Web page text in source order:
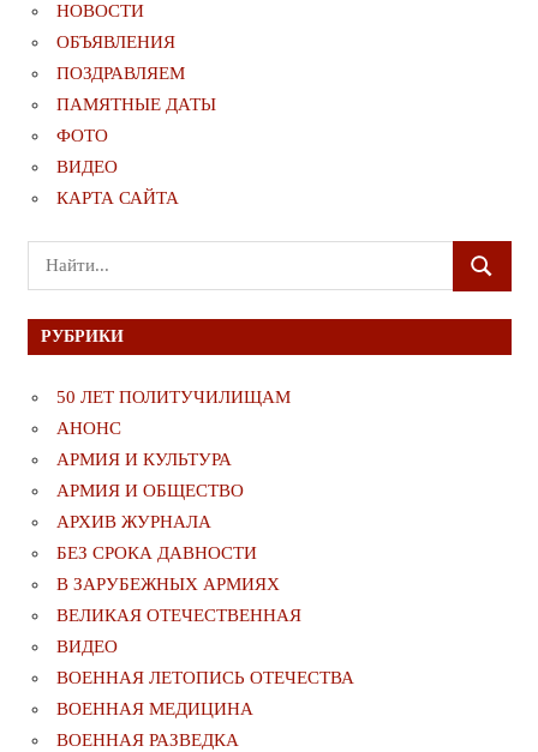
НОВОСТИ
ОБЪЯВЛЕНИЯ
ПОЗДРАВЛЯЕМ
ПАМЯТНЫЕ ДАТЫ
ФОТО
ВИДЕО
КАРТА САЙТА
Поиск
для:
ПОИСК
РУБРИКИ
50 ЛЕТ ПОЛИТУЧИЛИЩАМ
АНОНС
АРМИЯ И КУЛЬТУРА
АРМИЯ И ОБЩЕСТВО
АРХИВ ЖУРНАЛА
БЕЗ СРОКА ДАВНОСТИ
В ЗАРУБЕЖНЫХ АРМИЯХ
ВЕЛИКАЯ ОТЕЧЕСТВЕННАЯ
ВИДЕО
ВОЕННАЯ ЛЕТОПИСЬ ОТЕЧЕСТВА
ВОЕННАЯ МЕДИЦИНА
ВОЕННАЯ РАЗВЕДКА